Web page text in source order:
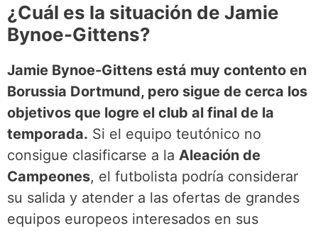
¿Cuál es la situación de Jamie
Bynoe-Gittens?
Jamie Bynoe-Gittens está muy contento en
Borussia Dortmund, pero sigue de cerca los
objetivos que logre el club al final de la
temporada. Si el equipo teutónico no
consigue clasificarse a la Aleación de
Campeones, el futbolista podría considerar
su salida y atender a las ofertas de grandes
equipos europeos interesados en sus